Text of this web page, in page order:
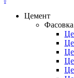
0
Цемент
Фасовка